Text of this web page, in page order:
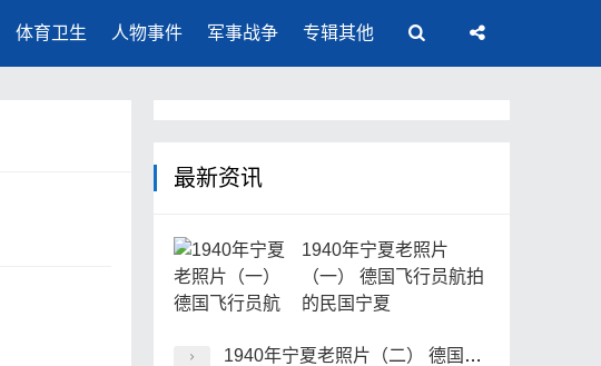
体育卫生 人物事件 军事战争 专辑其他
最新资讯
1940年宁夏老照片
（一） 德国飞行员航拍
的民国宁夏
1940年宁夏老照片（二） 德国飞行员航拍的民国宁夏